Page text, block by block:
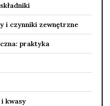
i czynniki zewnętrzne
praktyka
kwasy